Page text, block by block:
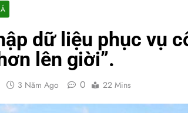
dữ liệu phục vụ
lên giời”.
3 Năm Ago 0 22 Mins